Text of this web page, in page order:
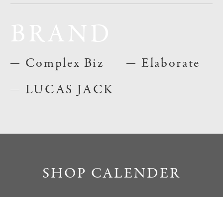
Complex Biz
LUCAS JACK
Elaborate
SHOP CALENDER